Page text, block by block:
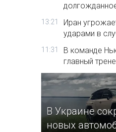
13:21
Иран
ударами в
11:31
В команде
главный
В Украине
новых